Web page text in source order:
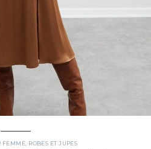
FEMME ROBES ET JUPES